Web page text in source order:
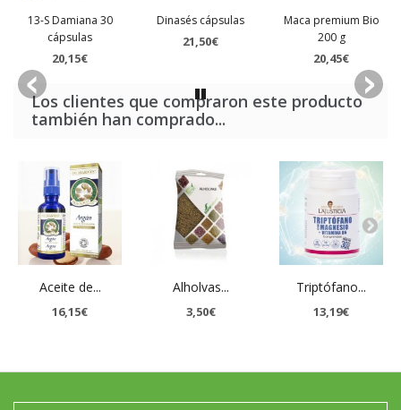
13-S Damiana 30
cápsulas
20,15€
Dinasés cápsulas
21,50€
Maca premium Bio
200 g
20,45€
Los clientes que compraron este producto
también han comprado...
Aceite de...
16,15€
Alholvas...
3,50€
Triptófano...
13,19€